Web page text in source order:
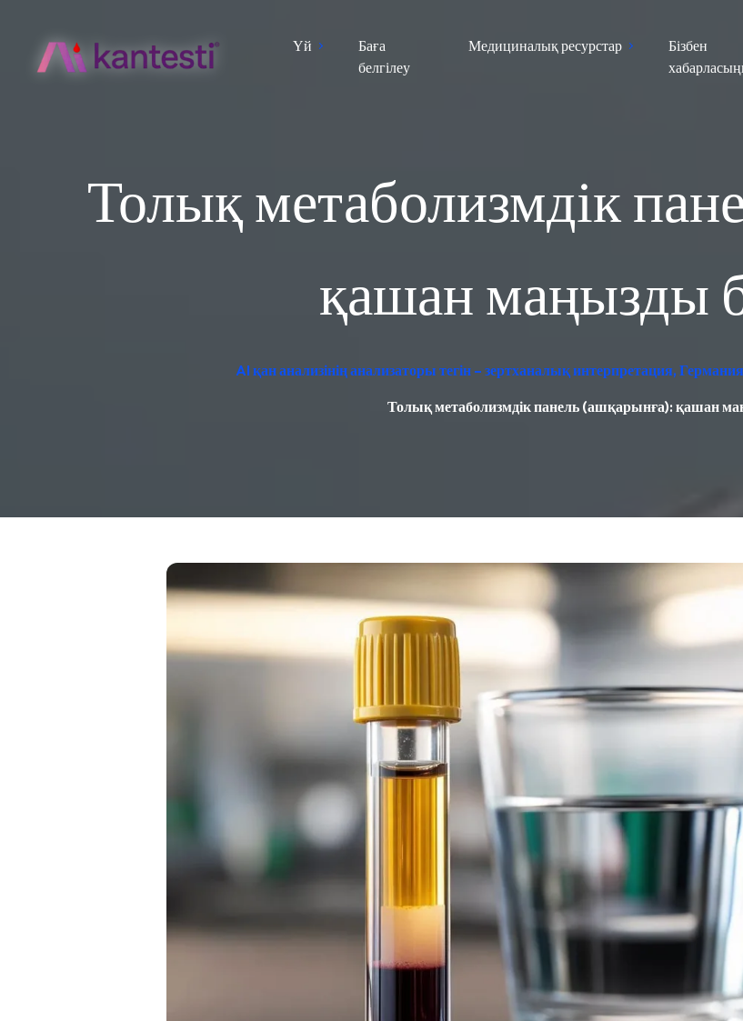
Үй
Баға
белгілеу
Медициналық ресурстар
Бізбен
Толық метаболизмдік
қашан маңызды
AI қан анализінің анализаторы тегін – зертханалық интерпретация,
Толық метаболизмдік панель (ашқарынға): қашан